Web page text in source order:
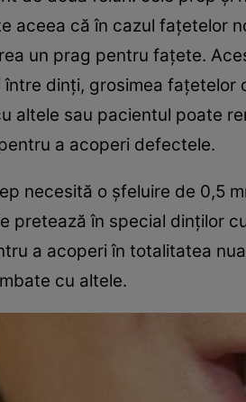
aceea că în cazul faţetelor
un prag pentru faţete.
dinţi, grosimea faţetelor
altele sau pacientul poate
a acoperi defectele.
necesită o şfeluire de 0,5
pretează în special dinţilor
a acoperi în totalitatea
cu altele.